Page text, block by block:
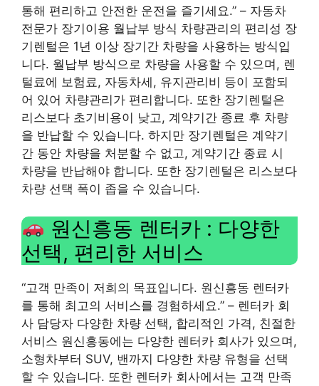
통해 편리하고 안전한 운전을 즐기세요.” – 자동차
전문가 장기이용 월납부 방식 차량관리의 편리성 장
기렌털은 1년 이상 장기간 차량을 사용하는 방식입
니다. 월납부 방식으로 차량을 사용할 수 있으며, 렌
털료에 보험료, 자동차세, 유지관리비 등이 포함되
어 있어 차량관리가 편리합니다. 또한 장기렌털은
리스보다 초기비용이 낮고, 계약기간 종료 후 차량
을 반납할 수 있습니다. 하지만 장기렌털은 계약기
간 동안 차량을 처분할 수 없고, 계약기간 종료 시
차량을 반납해야 합니다. 또한 장기렌털은 리스보다
차량 선택 폭이 좁을 수 있습니다.
원신흥동 렌터카 : 다양한
선택, 편리한 서비스
“고객 만족이 저희의 목표입니다. 원신흥동 렌터카
를 통해 최고의 서비스를 경험하세요.” – 렌터카 회
사 담당자 다양한 차량 선택, 합리적인 가격, 친절한
서비스 원신흥동에는 다양한 렌터카 회사가 있으며,
소형차부터 SUV, 밴까지 다양한 차량 유형을 선택
할 수 있습니다. 또한 렌터카 회사에서는 고객 만족